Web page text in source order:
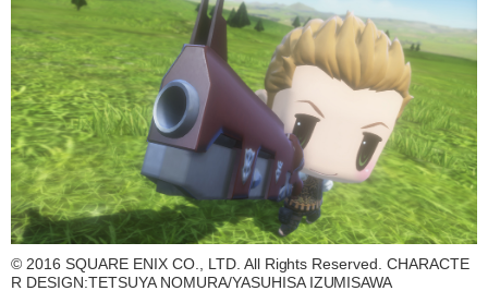
© 2016 SQUARE ENIX CO., LTD. All Rights Reserved. CHARACTE
R DESIGN:TETSUYA NOMURA/YASUHISA IZUMISAWA